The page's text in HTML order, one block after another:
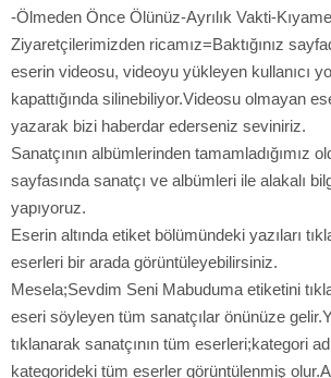
-Ölmeden Önce Ölünüz-Ayrılık Vakti-
Ziyaretçilerimizden ricamız=Baktığınız
eserin videosu, videoyu yükleyen kullanıcı
kapattığında silinebiliyor.Videosu olmayan
yazarak bizi haberdar ederseniz seviniriz.
Sanatçının albümlerinden tamamladığımız
sayfasında sanatçı ve albümleri ile alakalı
yapıyoruz.
Eserin altında etiket bölümündeki yazıları
eserleri bir arada görüntüleyebilirsiniz.
Mesela;Sevdim Seni Mabuduma etiketini
eseri söyleyen tüm sanatçılar önünüze
tıklanarak sanatçının tüm eserleri;kategori
kategorideki tüm eserler görüntülenmiş